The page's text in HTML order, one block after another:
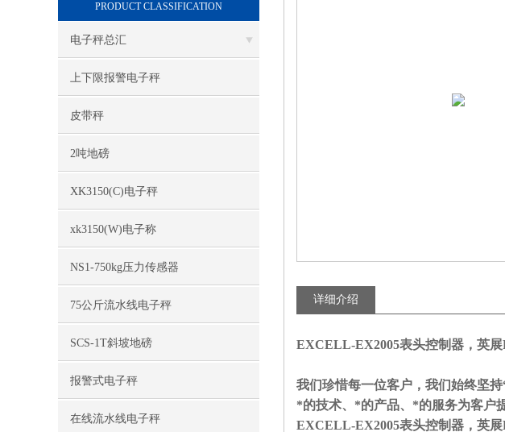
PRODUCT CLASSIFICATION
电子秤总汇
上下限报警电子秤
皮带秤
2吨地磅
XK3150(C)电子秤
xk3150(W)电子称
NS1-750kg压力传感器
75公斤流水线电子秤
SCS-1T斜坡地磅
报警式电子秤
在线流水线电子秤
详细介绍
EXCELL-EX2005表头控制器，英展
我们珍惜每一位客户，我们始终坚
*的技术、*的产品、*的服务为客户
EXCELL-EX2005表头控制器，英展